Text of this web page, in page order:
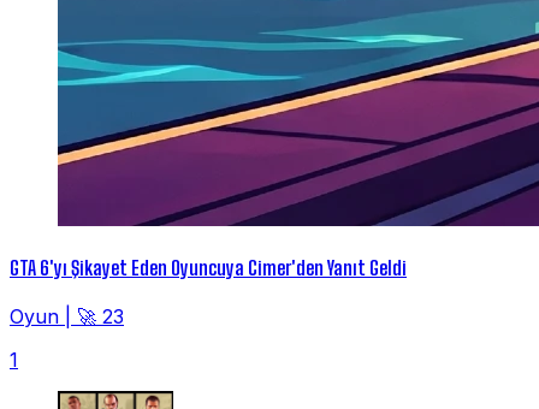
GTA 6'yı Şikayet Eden Oyuncuya Cimer'den Yanıt Geldi
Oyun
🚀 23
1